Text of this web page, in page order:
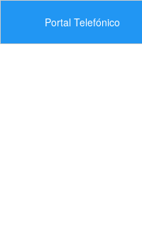
Portal Telefónico